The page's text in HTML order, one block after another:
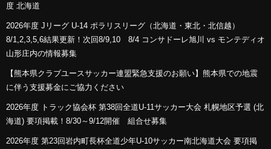
度 北海道
2026年度 Jリーグ U-14 ポラリスリーグ（北海道・東北・北信越）
8/1,2,3,5,6結果更新！次回8/9,10 8/4 コンサドーレ旭川 vs モンテディオ
山形庄内の情報募集
【熊本県クラブユースサッカー連盟緊急支援のお願い】熊本県での地震
に伴う支援募金にご協力ください
2026年度 トラック協会杯 第38回全道U-11サッカー大会 札幌地区予選 (北
海道) 要項掲載！8/30～9/12開催 組合せ募集
2026年度 第23回岩内町長杯全道少年U-10サッカー南北海道大会 要項掲